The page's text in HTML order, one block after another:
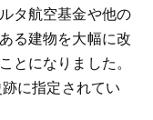
タ航空基金や他の
る建物を大幅に改
とになりました。
に指定されてい